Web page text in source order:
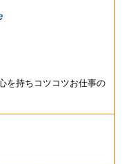
を持ちコツコツお仕事の